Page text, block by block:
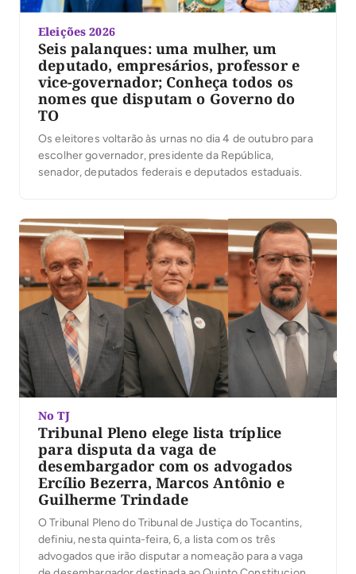
Eleições 2026
Seis palanques: uma mulher, um
deputado, empresários, professor e
vice-governador; Conheça todos os
nomes que disputam o Governo do
TO
Os eleitores voltarão às urnas no dia 4 de outubro para
escolher governador, presidente da República,
senador, deputados federais e deputados estaduais.
No TJ
Tribunal Pleno elege lista tríplice
para disputa da vaga de
desembargador com os advogados
Ercílio Bezerra, Marcos Antônio e
Guilherme Trindade
O Tribunal Pleno do Tribunal de Justiça do Tocantins,
definiu, nesta quinta-feira, 6, a lista com os três
advogados que irão disputar a nomeação para a vaga